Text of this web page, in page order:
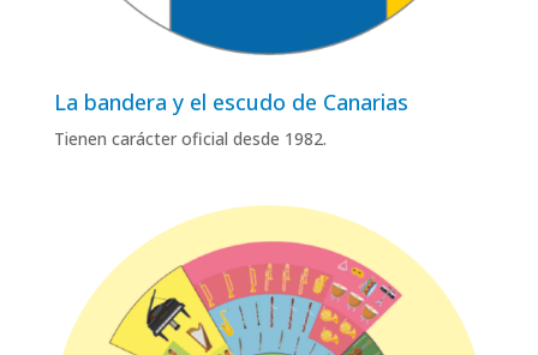
La bandera y el escudo de Canarias
Tienen carácter oficial desde 1982.